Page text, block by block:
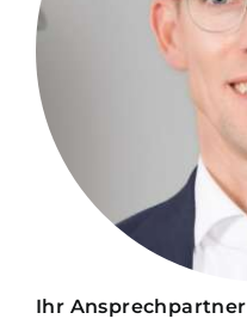
Ihr Ansprechpartner